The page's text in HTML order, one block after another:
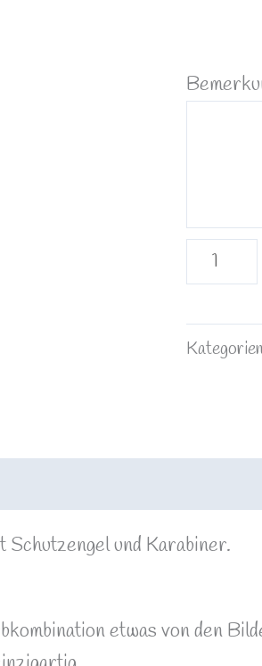
Schutzengel und Karabiner.
etwas von den